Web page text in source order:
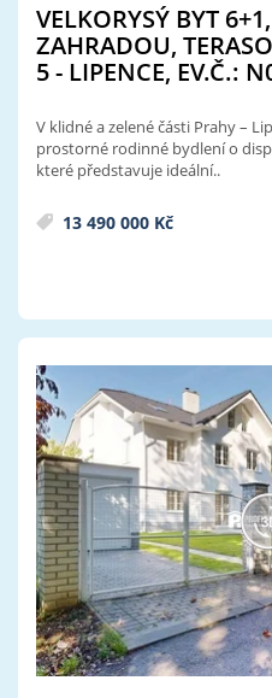
VELKORYSÝ BYT
ZAHRADOU,
5 - LIPENCE, EV.Č.:
V klidné a zelené části Prahy –
prostorné rodinné bydlení o
které představuje ideální..
13 490 000 Kč